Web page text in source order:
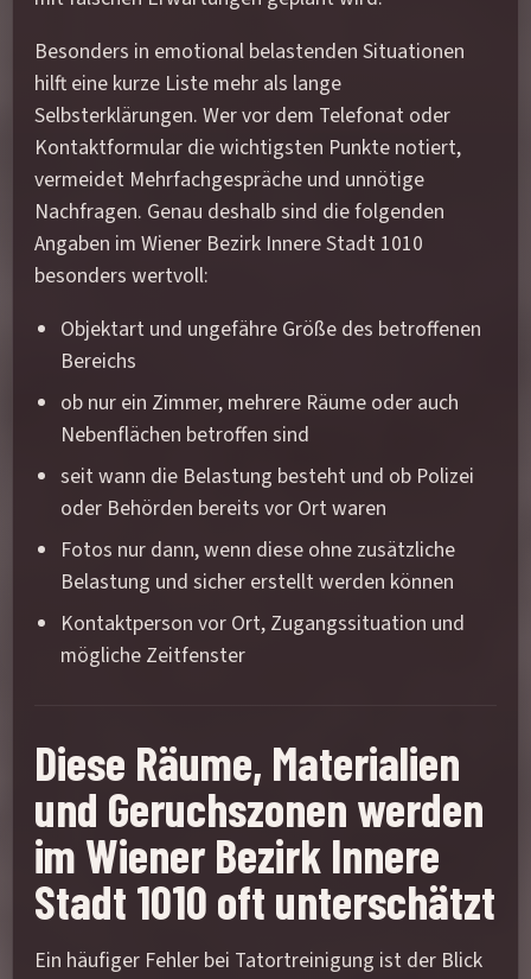
Besonders in emotional belastenden Situationen
hilft eine kurze Liste mehr als lange
Selbsterklärungen. Wer vor dem Telefonat oder
Kontaktformular die wichtigsten Punkte notiert,
vermeidet Mehrfachgespräche und unnötige
Nachfragen. Genau deshalb sind die folgenden
Angaben im Wiener Bezirk Innere Stadt 1010
besonders wertvoll:
Objektart und ungefähre Größe des betroffenen
Bereichs
ob nur ein Zimmer, mehrere Räume oder auch
Nebenflächen betroffen sind
seit wann die Belastung besteht und ob Polizei
oder Behörden bereits vor Ort waren
Fotos nur dann, wenn diese ohne zusätzliche
Belastung und sicher erstellt werden können
Kontaktperson vor Ort, Zugangssituation und
mögliche Zeitfenster
Diese Räume, Materialien
und Geruchszonen werden
im Wiener Bezirk Innere
Stadt 1010 oft unterschätzt
Ein häufiger Fehler bei Tatortreinigung ist der Blick